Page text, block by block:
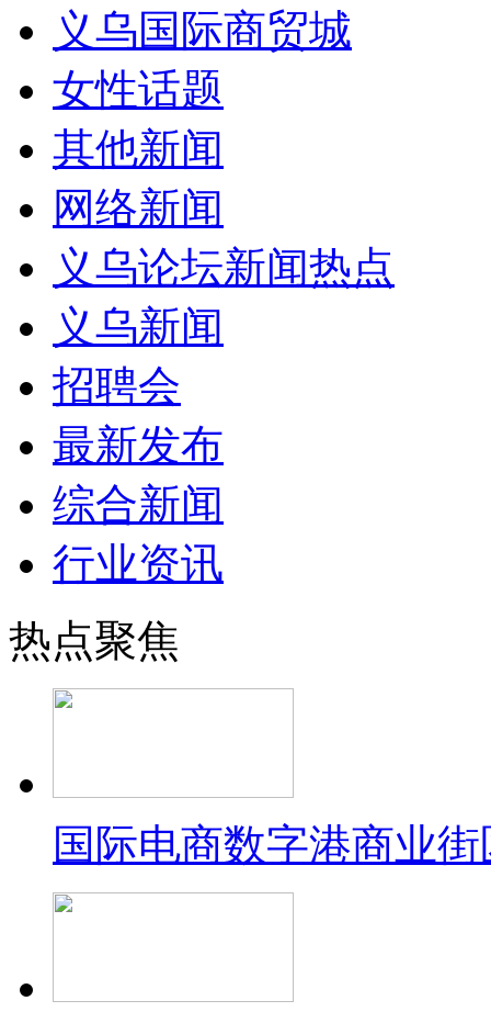
义乌国际商贸城
女性话题
其他新闻
网络新闻
义乌论坛新闻热点
义乌新闻
招聘会
最新发布
综合新闻
行业资讯
热点聚焦
国际电商数字港商业